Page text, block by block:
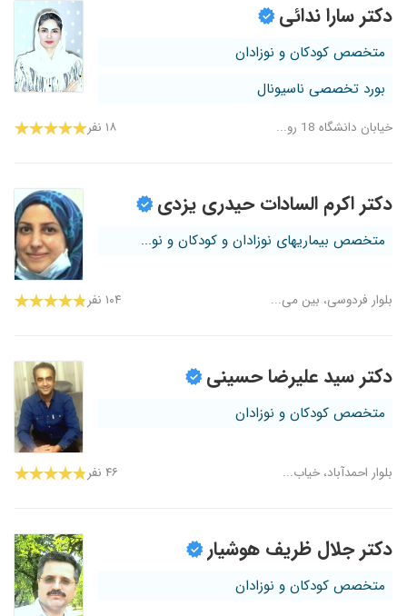
دکتر سارا ندائی
متخصص کودکان و نوزادان
بورد تخصصی ناسیونال
خیابان دانشگاه 18 رو... ۱۸ نفر
دکتر اکرم السادات حیدری یزدی
متخصص بیماریهای نوزادان و کودکان و نو...
بلوار فردوسی، بین می... ۱۰۴ نفر
دکتر سید علیرضا حسینی
متخصص کودکان و نوزادان
بلوار احمدآباد، خیاب... ۴۶ نفر
دکتر جلال ظریف هوشیار
متخصص کودکان و نوزادان